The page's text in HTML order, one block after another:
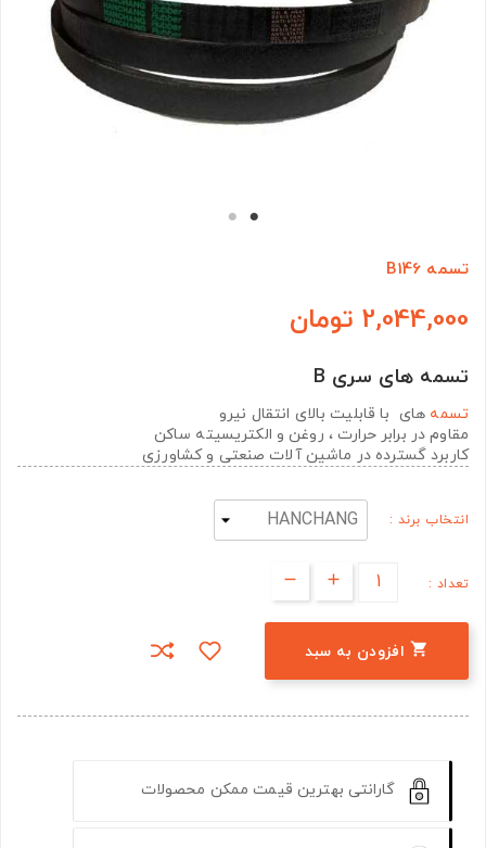
تسمه B146
2,044,000 تومان
تسمه های سری B
تسمه های با قابلیت بالای انتقال نیرو
مقاوم در برابر حرارت ، روغن و الکتریسیته ساکن
کاربرد گسترده در ماشین آلات صنعتی و کشاورزی
انتخاب برند :
تعداد :
 افزودن به سبد
گارانتی بهترین قیمت ممکن محصولات